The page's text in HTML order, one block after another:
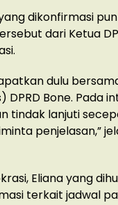
dikonfirmasi pun
dari Ketua
dulu
Bone. Pada
tindak lanjuti
penjelasan,”
Eliana yang
terkait jadwal